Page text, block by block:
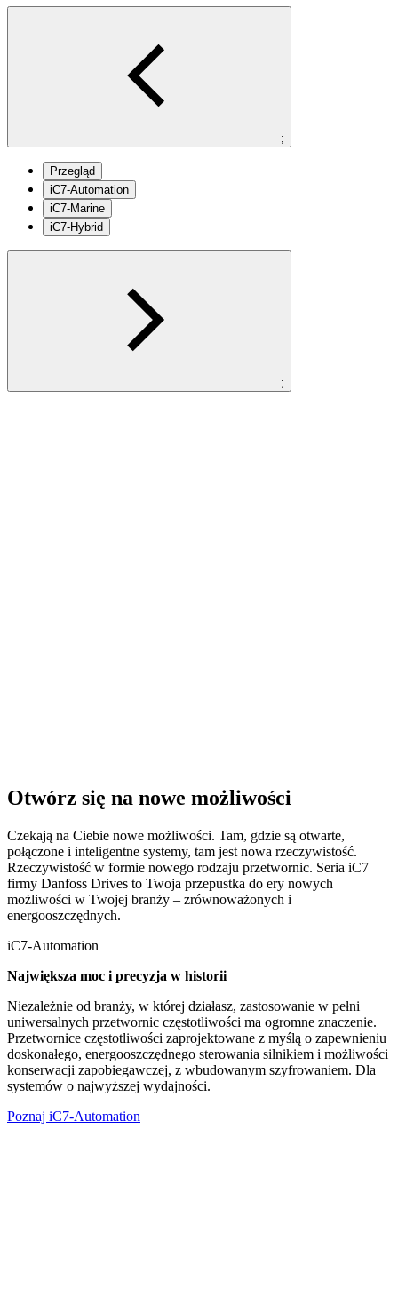
;
Przegląd
iC7-Automation
iC7-Marine
iC7-Hybrid
;
Otwórz się na nowe możliwości
Czekają na Ciebie nowe możliwości. Tam, gdzie są otwarte,
połączone i inteligentne systemy, tam jest nowa rzeczywistość.
Rzeczywistość w formie nowego rodzaju przetwornic. Seria iC7
firmy Danfoss Drives to Twoja przepustka do ery nowych
możliwości w Twojej branży – zrównoważonych i
energooszczędnych.
iC7-Automation
Największa moc i precyzja w historii
Niezależnie od branży, w której działasz, zastosowanie w pełni
uniwersalnych przetwornic częstotliwości ma ogromne znaczenie.
Przetwornice częstotliwości zaprojektowane z myślą o zapewnieniu
doskonałego, energooszczędnego sterowania silnikiem i możliwości
konserwacji zapobiegawczej, z wbudowanym szyfrowaniem. Dla
systemów o najwyższej wydajności.
Poznaj iC7-Automation